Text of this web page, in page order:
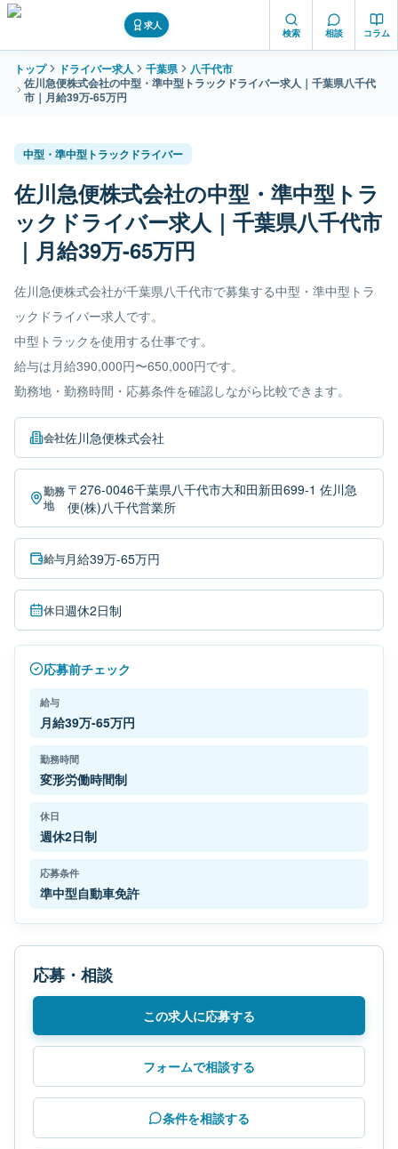
求人
検索 相談 コラム
トップ ドライバー求人 千葉県
八千代市
佐川急便株式会社の中型・準中型トラックドライバー求人｜千葉県八千代
市｜月給39万-65万円
中型・準中型トラックドライバー
佐川急便株式会社の中型・準中型トラ
ックドライバー求人｜千葉県八千代市
｜月給39万-65万円
佐川急便株式会社が千葉県八千代市で募集する中型・準中型トラ
ックドライバー求人です。
中型トラックを使用する仕事です。
給与は月給390,000円〜650,000円です。
勤務地・勤務時間・応募条件を確認しながら比較できます。
会社佐川急便株式会社
勤務
地
〒276-0046千葉県八千代市大和田新田699-1 佐川急
便(株)八千代営業所
給与月給39万-65万円
休日週休2日制
応募前チェック
給与
月給39万-65万円
勤務時間
変形労働時間制
休日
週休2日制
応募条件
準中型自動車免許
応募・相談
この求人に応募する
フォームで相談する
条件を相談する